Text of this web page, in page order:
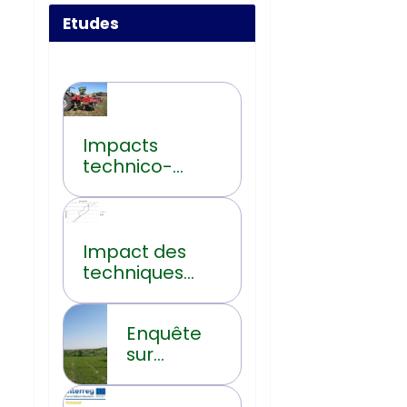
Etudes
Impacts
technico-
du non-labour
Impact des
techniques
l’évolution de
la teneur en
carbone
organique du
sol en Hainaut
Enquête
sur